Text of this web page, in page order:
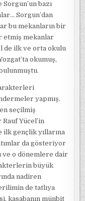
Sorgun’un bazı
Sorgun’dan
bu mekanların bir
etmiş mekanlar
de ilk ve orta okulu
okumuş,
yapmış.
seçilmiş
Yücel’in
ilk gençlik yıllarına
da gösteriyor
ve o dönemlere dair
büyük
nadiren
de tatlıya
kasabanın münbit